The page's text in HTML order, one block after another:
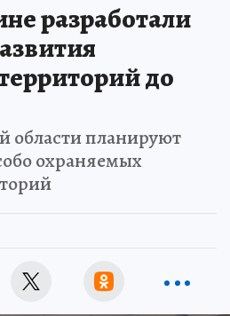
разработали
до
области планируют
охраняемых